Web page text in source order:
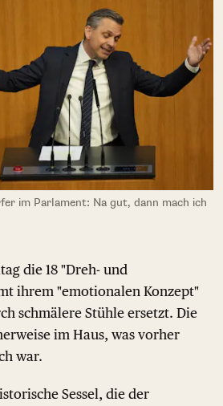
im Parlament: Na gut, dann mach ich
die 18 "Dreh- und
ihrem "emotionalen Konzept"
schmälere Stühle ersetzt. Die
im Haus, was vorher
war.
Sessel, die der